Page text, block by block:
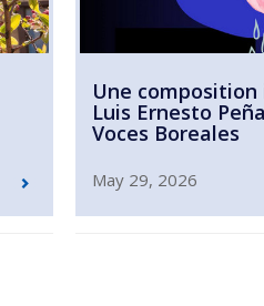
Une
Luis Ernesto
Voces Boreales
May 29, 2026